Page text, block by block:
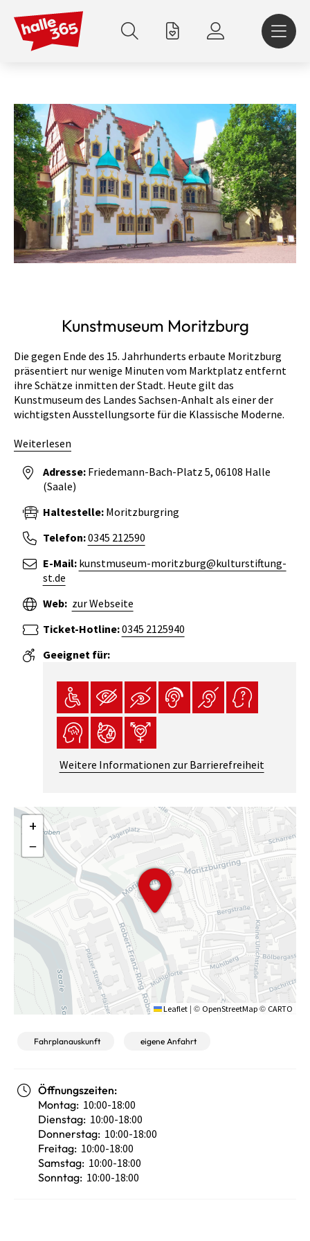
zum
Inhalt
Kunstmuseum Moritzburg
Die gegen Ende des 15. Jahrhunderts erbaute Moritzburg
präsentiert nur wenige Minuten vom Marktplatz entfernt
ihre Schätze inmitten der Stadt. Heute gilt das
Kunstmuseum des Landes Sachsen-Anhalt als einer der
wichtigsten Ausstellungsorte für die Klassische Moderne.
Weiterlesen
Adresse: Friedemann-Bach-Platz 5 06108 Halle
(Saale)
Haltestelle: Moritzburgring
Telefon:0345 212590
E-Mail: kunstmuseum-moritzburg@kulturstiftung-
st.de
Web: zur Webseite
Ticket-Hotline:0345 2125940
Geeignet für:
halle-
grenzenlos.de
Barrierefrei
durch
(Saale)
Weitere Informationen zur Barrierefreiheit
+
−
Leaflet | © OpenStreetMap © CARTO
Fahrplanauskunft eigene Anfahrt
Öffnungszeiten:
Montag: 10:00-18:00
Dienstag: 10:00-18:00
Donnerstag: 10:00-18:00
Freitag: 10:00-18:00
Samstag: 10:00-18:00
Sonntag: 10:00-18:00